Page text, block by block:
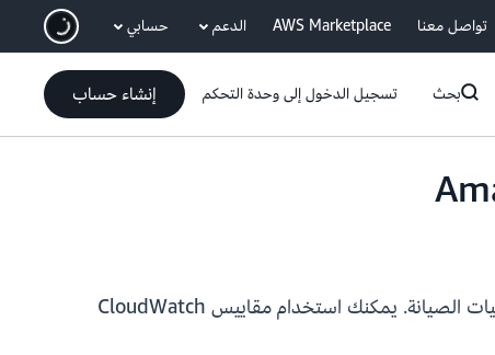
انتقل إلى المحتوى الرئيسي تواصل معنا AWS Marketplace الدعم حسابي
بحث تسجيل الدخول إلى وحدة التحكم إنشاء حساب
مقاييس Amazon CloudWatch متاحة الآن لجداول S3، مما يساعدك على مراقبة تخزين الجدول، والطلبات، وعمليات الصيانة. يمكنك استخدام مقاييس CloudWatch